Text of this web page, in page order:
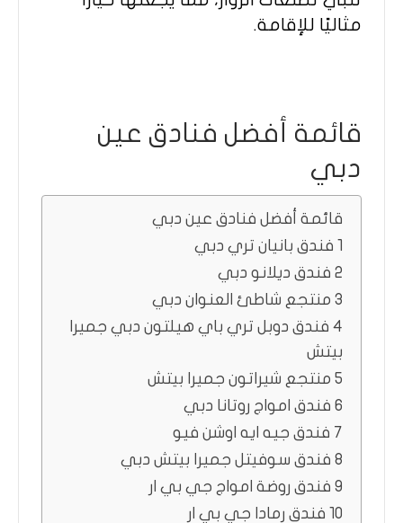
مثاليًا للإقامة.
قائمة أفضل فنادق عين
دبي
قائمة أفضل فنادق عين دبي
1 فندق بانيان تري دبي
2 فندق ديلانو دبي
3 منتجع شاطئ العنوان دبي
4 فندق دوبل تري باي هيلتون دبي جميرا
بيتش
5 منتجع شيراتون جميرا بيتش
6 فندق امواج روتانا دبي
7 فندق جيه ايه اوشن فيو
8 فندق سوفيتل جميرا بيتش دبي
9 فندق روضة امواج جي بي ار
10 فندق رمادا جي بي ار